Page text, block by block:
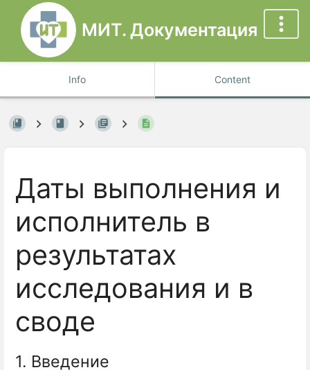
МИТ. Документация
Info Content
Даты выполнения и
исполнитель в
результатах
исследования и в
своде
1. Введение